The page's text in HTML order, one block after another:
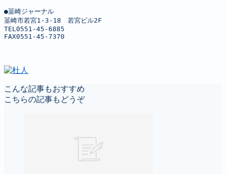
●韮崎ジャーナル
韮崎市若宮1-3-18　若宮ビル2F
TEL0551-45-6885
FAX0551-45-7370
こんな記事もおすすめ
こちらの記事もどうぞ